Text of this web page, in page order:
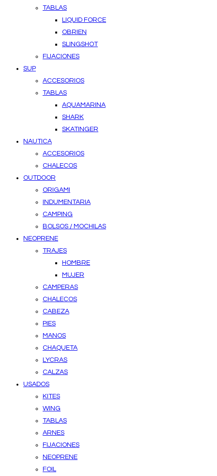
TABLAS
LIQUID FORCE
OBRIEN
SLINGSHOT
FIJACIONES
SUP
ACCESORIOS
TABLAS
AQUAMARINA
SHARK
SKATINGER
NAUTICA
ACCESORIOS
CHALECOS
OUTDOOR
ORIGAMI
INDUMENTARIA
CAMPING
BOLSOS / MOCHILAS
NEOPRENE
TRAJES
HOMBRE
MUJER
CAMPERAS
CHALECOS
CABEZA
PIES
MANOS
CHAQUETA
LYCRAS
CALZAS
USADOS
KITES
WING
TABLAS
ARNES
FIJACIONES
NEOPRENE
FOIL